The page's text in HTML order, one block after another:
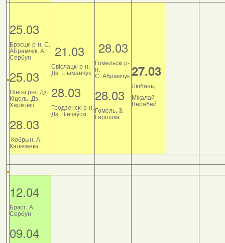
25.03
Брэсцкі р-н, С.
АБрамчук, А.
Сербун
25.03
Пінскі р-н, Дз.
Кіцель, Дз.
Харковіч
28.03
Кобрын, А.
Кальчанка
21.03
Свіслацкі р-н,
Дз. Шыманчук
28.03
Гродзенскі р-н,
Дз. Вінчэўскі
28.03
Гомельскі р-
н,
С. Абрамчук
28.03
Гомель, З.
Гарошка
27.03
Любань,
Мікалай
Верабей
12.04
Брэст, А.
Сербун
09.04